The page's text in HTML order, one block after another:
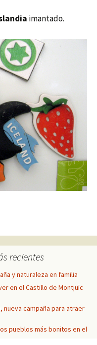
imantado.
recientes
y naturaleza en familia
en el Castillo de Montjuïc
nueva campaña para atraer
pueblos más bonitos en el